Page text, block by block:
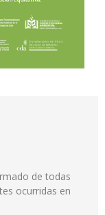
de todas
ocurridas en